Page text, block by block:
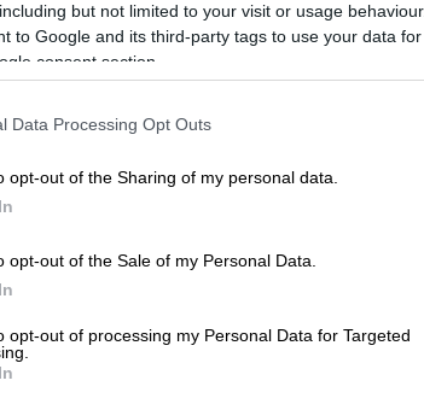
but not limited to your visit or usage
to Google and its third-party tags to use your data
consent section.
Data Processing Opt Outs
opt-out of the Sharing of my personal data.
opt-out of the Sale of my Personal Data.
opt-out of processing my Personal Data for Targeted
«συνεχίζει να πιστεύει στην
στη Μέση Ανατολή, και στην
ότι θα χρειαστεί πολλή
του Συμβουλίου Εθνικής
με τον εκπρόσωπο, τη θέση
Νετανιάχου κατά τη διάρκεια μιας
σήμερα οι δυο ηγέτες, την πρώτη
τουΙσραήλνα επιτρέψει την